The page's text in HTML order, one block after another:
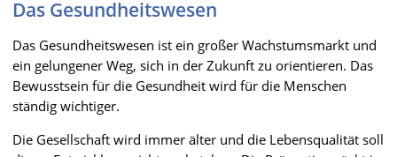
Das Gesundheitswesen
Das Gesundheitswesen ist ein großer Wachstumsmarkt und
ein gelungener Weg, sich in der Zukunft zu orientieren. Das
Bewusstsein für die Gesundheit wird für die Menschen
ständig wichtiger.
Die Gesellschaft wird immer älter und die Lebensqualität soll